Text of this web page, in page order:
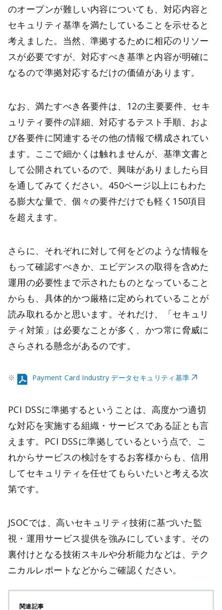
のオープンが難しい内容についても、対応内容と
セキュリティ基準を満たしていることを示せると
考えました。当然、準拠するために相応のリソー
スが必要ですが、対応すべき基準と内容が明確に
なるので準拠対応するだけの価値があります。
なお、満たすべき各要件は、12の主要要件、セキ
ュリティ要件の詳細、対応するテスト手順、およ
び各要件に関連するその他の情報で構成されてい
ます。ここで細かくは触れませんが、基準文書と
して公開されているので、興味がありましたら目
を通してみてください。450ページ以上にもわた
る膨大な量で、個々の要件だけでも軽く150項目
を超えます。
さらに、それぞれに対して何をどのような情報を
もって確認すべきか、エビデンスの取得を含めた
運用の必要性まで示されたものとなっていること
からも、具体的かつ厳格に定められていることが
読み取れるかと思います。それだけ、「セキュリ
ティ対策」は必要なことが多く、かつ常に脅威に
さらされる懸念があるのです。
※ Payment Card Industry データセキュリティ基準
PCI DSSに準拠するということは、高度かつ適切
な対応を実施する組織・サービスである証とも言
えます。PCI DSSに準拠しているという点で、こ
れからサービスの検討をするお客様からも、信用
してセキュリティを任せてもらいたいと考える次
第です。
JSOCでは、高いセキュリティ技術に基づいた監
視・運用サービス提供を強みにしています。その
裏付けとなる技術スキルや分析能力などは、テク
ニカルレポートなどからご確認ください。
関連記事